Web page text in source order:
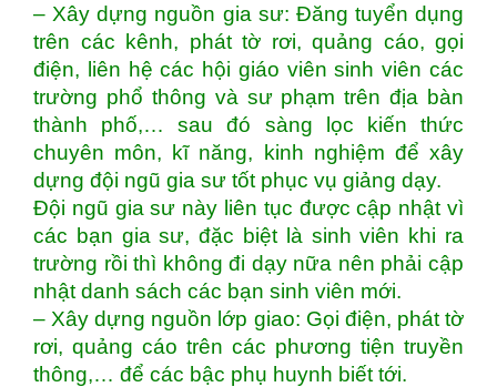
– Xây dựng nguồn gia sư: Đăng tuyển dụng
trên các kênh, phát tờ rơi, quảng cáo, gọi
điện, liên hệ các hội giáo viên sinh viên các
trường phổ thông và sư phạm trên địa bàn
thành phố,… sau đó sàng lọc kiến thức
chuyên môn, kĩ năng, kinh nghiệm để xây
dựng đội ngũ gia sư tốt phục vụ giảng dạy.
Đội ngũ gia sư này liên tục được cập nhật vì
các bạn gia sư, đặc biệt là sinh viên khi ra
trường rồi thì không đi dạy nữa nên phải cập
nhật danh sách các bạn sinh viên mới.
– Xây dựng nguồn lớp giao: Gọi điện, phát tờ
rơi, quảng cáo trên các phương tiện truyền
thông,… để các bậc phụ huynh biết tới.